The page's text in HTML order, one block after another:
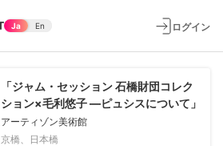
Ja En ログイン
「ジャム・セッション 石橋財団コレク
ション×毛利悠子 ―ピュシスについて」
アーティゾン美術館
京橋、日本橋